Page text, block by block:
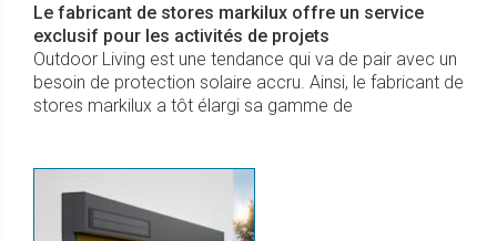
Le fabricant de stores markilux offre un service
exclusif pour les activités de projets
Outdoor Living est une tendance qui va de pair avec un
besoin de protection solaire accru. Ainsi, le fabricant de
stores markilux a tôt élargi sa gamme de